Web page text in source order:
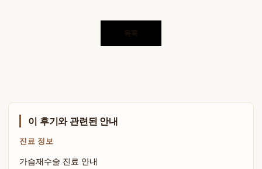
목록
이 후기와 관련된 안내
진료 정보
가슴재수술 진료 안내